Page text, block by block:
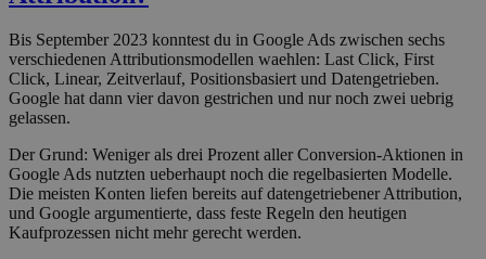
Bis September 2023 konntest du in Google Ads zwischen sechs
verschiedenen Attributionsmodellen waehlen: Last Click, First
Click, Linear, Zeitverlauf, Positionsbasiert und Datengetrieben.
Google hat dann vier davon gestrichen und nur noch zwei uebrig
gelassen.
Der Grund: Weniger als drei Prozent aller Conversion-Aktionen in
Google Ads nutzten ueberhaupt noch die regelbasierten Modelle.
Die meisten Konten liefen bereits auf datengetriebener Attribution,
und Google argumentierte, dass feste Regeln den heutigen
Kaufprozessen nicht mehr gerecht werden.